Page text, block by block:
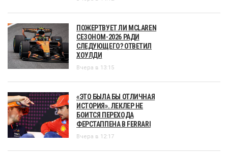
ПОЖЕРТВУЕТ ЛИ MCLAREN
СЕЗОНОМ-2026 РАДИ
СЛЕДУЮЩЕГО? ОТВЕТИЛ
ХОУЛДИ
Вчера в 13:15
«ЭТО БЫЛА БЫ ОТЛИЧНАЯ
ИСТОРИЯ». ЛЕКЛЕР НЕ
БОИТСЯ ПЕРЕХОДА
ФЕРСТАППЕНА В FERRARI
Вчера в 12:17